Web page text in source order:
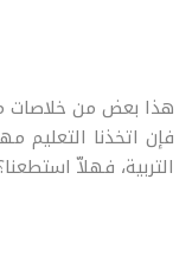
هذا بعض من خلاصات
فإن اتخذنا التعليم
التربية، فهلاّ